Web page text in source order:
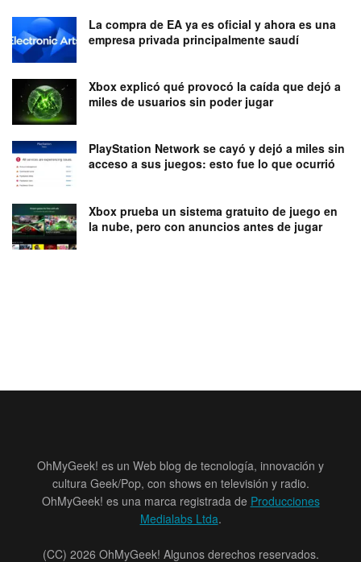
La compra de EA ya es oficial y ahora es una
empresa privada principalmente saudí
Xbox explicó qué provocó la caída que dejó a
miles de usuarios sin poder jugar
PlayStation Network se cayó y dejó a miles sin
acceso a sus juegos: esto fue lo que ocurrió
Xbox prueba un sistema gratuito de juego en
la nube, pero con anuncios antes de jugar
OhMyGeek! es un Web blog de tecnología, innovación y
cultura Geek/Pop, con shows en televisión y radio.
OhMyGeek! es una marca registrada de Producciones
Medialabs Ltda.
(CC) 2026 OhMyGeek! Algunos derechos reservados.